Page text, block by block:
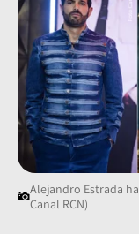
Alejandro Estrada
Canal RCN)